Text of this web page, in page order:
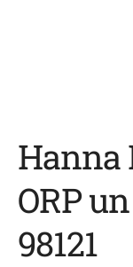
ORP
98121